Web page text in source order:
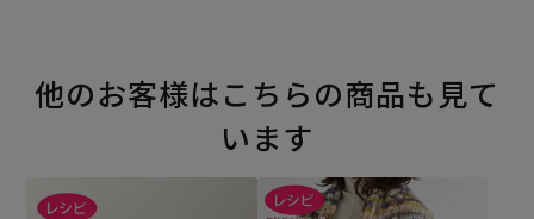
他のお客様はこちらの商品も見て
います